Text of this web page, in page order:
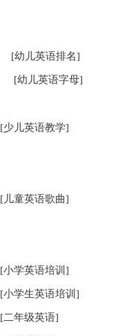
[幼儿英语排名]
[幼儿英语字母]
[少儿英语教学]
[儿童英语歌曲]
[小学英语培训]
[小学生英语培训]
[二年级英语]